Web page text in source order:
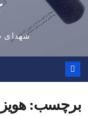
شهدای
برچسب: